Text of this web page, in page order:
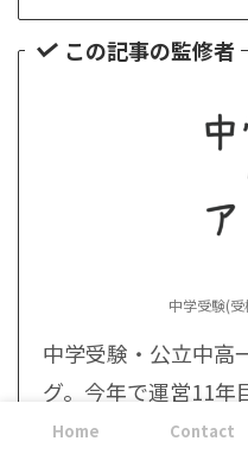
この記事の監修者
中学受験(
中学受験・公立中高
グ。今年で運営11年
に中学受験、高校
Home Contact